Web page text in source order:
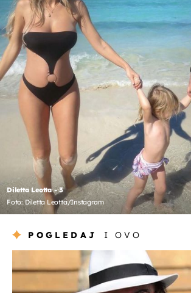
Diletta Leotta - 3
Foto: Diletta Leotta/Instagram
POGLEDAJ I OVO